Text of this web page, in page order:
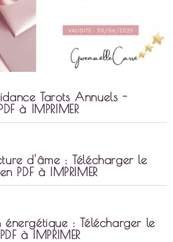
Tarots Annuels -
à IMPRIMER
d'âme : Télécharger le
PDF à IMPRIMER
: Télécharger le
à IMPRIMER